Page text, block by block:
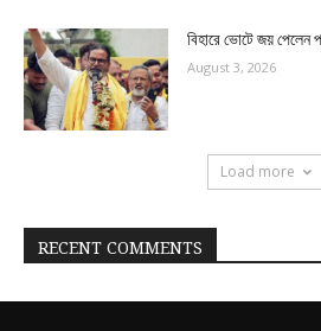
বিহারে ভোটে জয় পেলেন
August 3, 2026
Load more
RECENT COMMENTS